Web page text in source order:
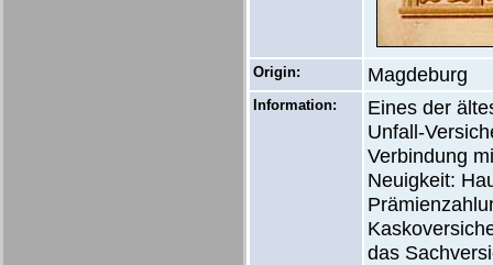
Origin: Magdeburg
Information:
Eines der
Unfall-
Verbindung
Neuigkeit:
das